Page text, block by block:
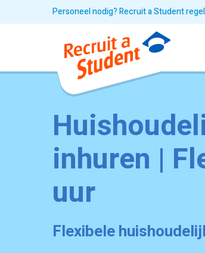
Personeel nodig? Recruit a Student
inhuren |
uur
Flexibele